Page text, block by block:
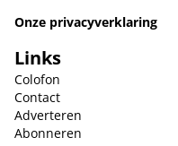
Onze privacyverklaring
Links
Colofon
Contact
Adverteren
Abonneren